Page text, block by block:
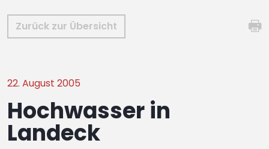
Zurück zur Übersicht
22. August 2005
Hochwasser in
Landeck